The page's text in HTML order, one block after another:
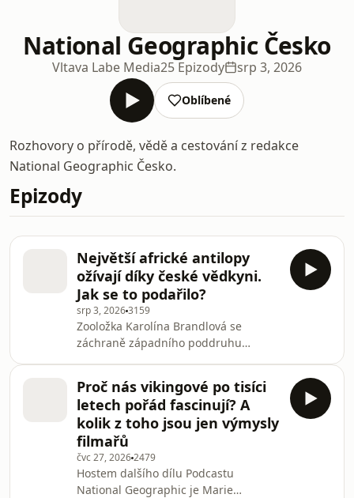
National Geographic Česko
Vltava Labe Media25 Epizody srp 3, 2026
Oblíbené
Rozhovory o přírodě, vědě a cestování z redakce
National Geographic Česko.
Epizody
Největší africké antilopy
ožívají díky české vědkyni.
Jak se to podařilo?
srp 3, 20263159
Zooložka Karolína Brandlová se
záchraně západního poddruhu
vysvětluje, proč obraz hladového
pytláka zkresluje realitu.
Proč nás vikingové po tisíci
letech pořád fascinují? A
kolik z toho jsou jen výmysly
filmařů
čvc 27, 20262479
Hostem dalšího dílu Podcastu
National Geographic je Marie